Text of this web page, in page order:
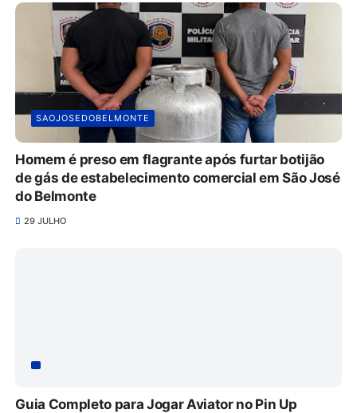
SAOJOSEDOBELMONTE
Homem é preso em flagrante após furtar botijão
de gás de estabelecimento comercial em São José
do Belmonte
29 JULHO
Guia Completo para Jogar Aviator no Pin Up